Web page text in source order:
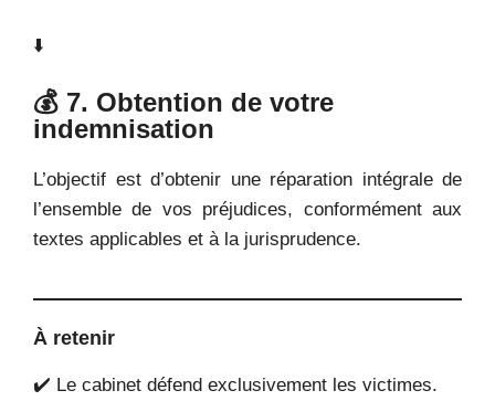
⬇️
💰 7. Obtention de votre
indemnisation
L’objectif est d’obtenir une réparation intégrale de
l’ensemble de vos préjudices, conformément aux
textes applicables et à la jurisprudence.
À retenir
✔️ Le cabinet défend exclusivement les victimes.